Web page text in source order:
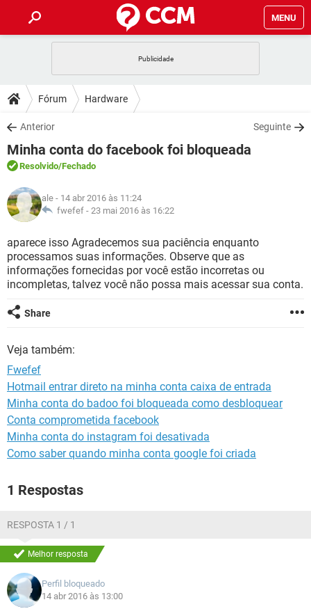
MENU
CELULAR
OUTLOOK
INSTAGRAM GMAIL
GUIA DE COMPRAS
DICAS
JOGOS
OUTLOOK
INSTAGRAM
GUIA DE COMPRAS
DOWNLOADS
JOGOS WHATSAPP
CELULAR
OUTLOOK
INSTAGRAM
GUIA DE COMPRAS
FÓRUM
JOGOS
CELULAR FACEBOOK
INSTAGRAM GMAIL
GUIA DE COMPRAS
GLOSSÁRIO
JOGOS
CELULAR FACEBOOK
OUTLOOK EXCEL
INSTAGRAM
GUIA DE COMPRAS
Fórum Hardware
Anterior Seguinte
Minha conta do facebook foi bloqueada
Resolvido/Fechado
ale - 14 abr 2016 às 11:24
fwefef - 23 mai 2016 às 16:22
aparece isso Agradecemos sua paciência enquanto
processamos suas informações. Observe que as
informações fornecidas por você estão incorretas ou
incompletas, talvez você não possa mais acessar sua conta.
Share
Veja também:
Fwefef
Hotmail entrar direto na minha conta caixa de entrada
Minha conta do badoo foi bloqueada como desbloquear
Conta comprometida facebook
Minha conta do instagram foi desativada
Como saber quando minha conta google foi criada
1 Respostas
RESPOSTA 1 / 1
Melhor resposta
Perfil bloqueado
14 abr 2016 às 13:00